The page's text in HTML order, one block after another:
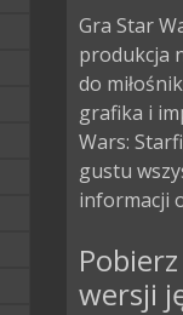
Gra Star
produkcja
do
grafika i
Wars:
gustu
informacji
wersji